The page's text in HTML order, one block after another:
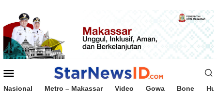
konten
Mobile
Nasional Metro – Makassar Video Gowa Bone